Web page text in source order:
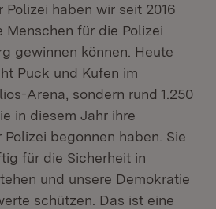
Polizei haben wir seit 2016
Menschen für die Polizei
gewinnen können. Heute
Puck und Kufen im
Arena, sondern rund 1.250
in diesem Jahr ihre
begonnen haben. Sie
für die Sicherheit in
und unsere Demokratie
schützen. Das ist eine